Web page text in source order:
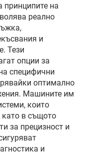
принципите на
реално
и
Тези
опции за
специфични
оптимално
Машините им
които
като в същото
за прецизност и
и